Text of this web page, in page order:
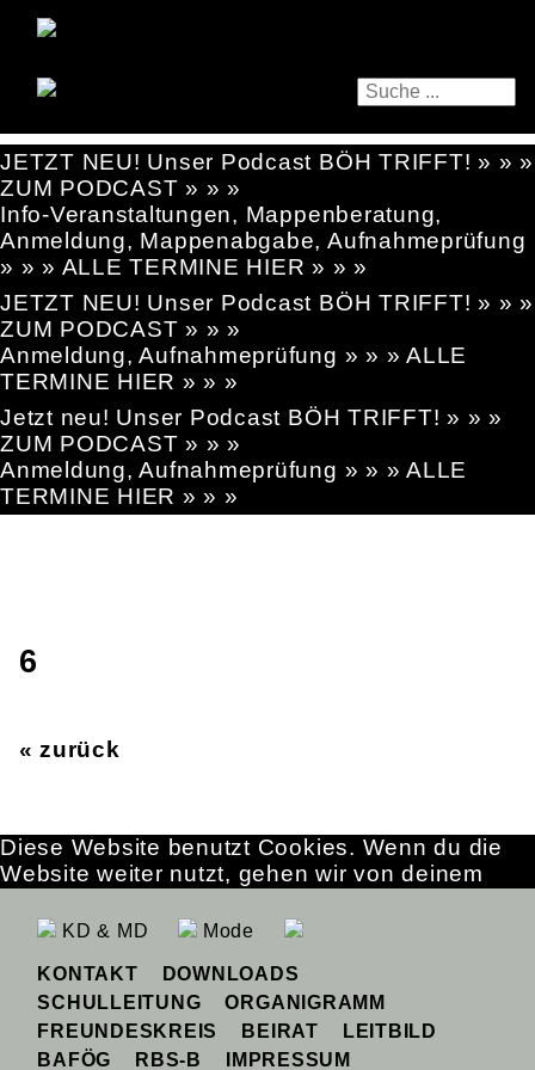
JETZT NEU! Unser Podcast BÖH TRIFFT! » » »
ZUM PODCAST » » »
Info-Veranstaltungen, Mappenberatung,
Anmeldung, Mappenabgabe, Aufnahmeprüfung
» » » ALLE TERMINE HIER » » »
JETZT NEU! Unser Podcast BÖH TRIFFT! » » »
ZUM PODCAST » » »
Anmeldung, Aufnahmeprüfung » » » ALLE
TERMINE HIER » » »
Jetzt neu! Unser Podcast BÖH TRIFFT! » » »
ZUM PODCAST » » »
Anmeldung, Aufnahmeprüfung » » » ALLE
TERMINE HIER » » »
6
« zurück
KD & MD Mode
KONTAKT
DOWNLOADS
SCHULLEITUNG
ORGANIGRAMM
FREUNDESKREIS
BEIRAT
LEITBILD
BAFÖG
RBS-B IMPRESSUM
Diese Website benutzt Cookies. Wenn du die
Website weiter nutzt, gehen wir von deinem